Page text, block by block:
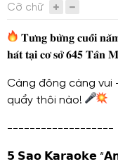
Cỡ chữ
𝐓𝐮̛𝐧𝐠 𝐛𝐮̛̀𝐧𝐠 𝐜𝐮𝐨̂́𝐢
𝐡𝐚́𝐭 𝐭𝐚̣𝐢 𝐜𝐨̛ 𝐬𝐨̛̉ 𝟔𝟒𝟓 𝐓𝐚̂𝐧
Càng đông càng vui
quẩy thôi nào!
-------------------
𝟱 𝗦𝗮𝗼 𝗞𝗮𝗿𝗮𝗼𝗸𝗲